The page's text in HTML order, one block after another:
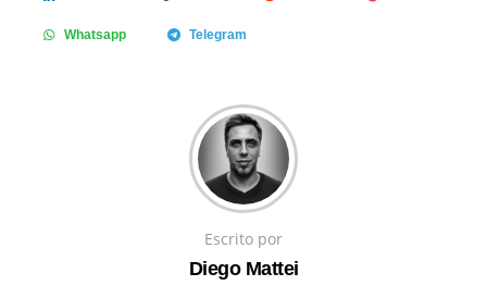
Whatsapp Telegram
Escrito por
Diego Mattei